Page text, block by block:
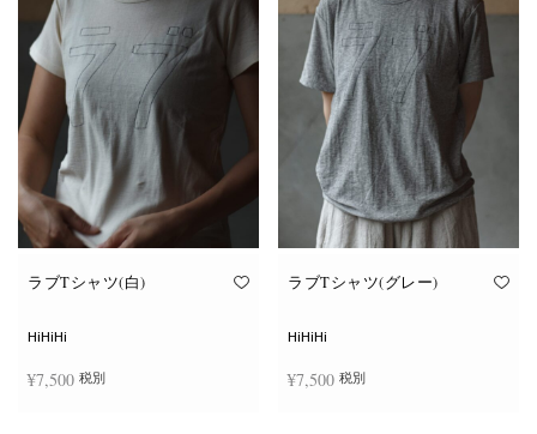
き
ま
す
択
で
き
ま
す
数
の
バ
リ
エ
ー
シ
ョ
ン
が
あ
り
ま
オ
は
複
数
の
バ
リ
エ
ー
シ
ョ
ン
が
あ
り
ま
オ
ラブTシャツ(白)
HiHiHi
¥7,500 税別
ラブTシャツ(グレー)
HiHiHi
¥7,500 税別